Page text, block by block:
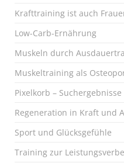
Krafttraining ist auch
Low-Carb-Ernährung
Muskeln durch
Muskeltraining als
Pixelkorb – Suchergebnisse
Regeneration in Kraft und
Sport und Glücksgefühle
Training zur